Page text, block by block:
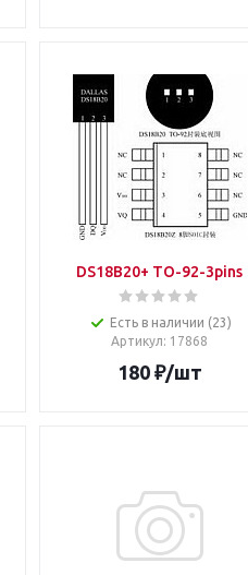
DS18B20+ TO-92-3pins
Есть в наличии (23)
Артикул: 17868
180₽/шт